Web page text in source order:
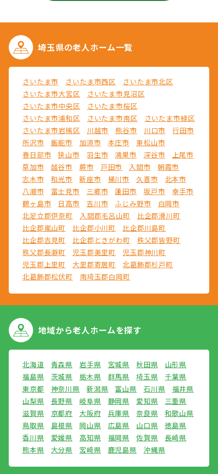
埼玉県の老人ホーム一覧
さいたま市 さいたま市西区
さいたま市北区
さいたま市大宮区
さいたま市見沼区
さいたま市中央区
さいたま市桜区
さいたま市浦和区
さいたま市南区
さいたま市緑区
さいたま市岩槻区
川越市 熊谷市 川口市
行田市
所沢市
飯能市 加須市 本庄市
東松山市
春日部市
狭山市 羽生市 鴻巣市 深谷市
上尾市
草加市
越谷市 蕨市 戸田市 入間市
朝霞市
志木市
和光市 新座市 桶川市 久喜市
北本市
八潮市
富士見市 三郷市 蓮田市 坂戸市
幸手市
鶴ヶ島市
日高市 吉川市 ふじみ野市
白岡市
北足立郡伊奈町
入間郡毛呂山町
比企郡滑川町
比企郡嵐山町
比企郡小川町
比企郡川島町
比企郡吉見町
比企郡ときがわ町
秩父郡皆野町
秩父郡長瀞町
児玉郡美里町
児玉郡神川町
児玉郡上里町
大里郡寄居町
北葛飾郡杉戸町
北葛飾郡松伏町
南埼玉郡白岡町
地域から老人ホームを探す
北海道 青森県 岩手県 宮城県 秋田県
山形県
福島県
茨城県 栃木県 群馬県 埼玉県
千葉県
東京都
神奈川県 新潟県 富山県 石川県
福井県
山梨県
長野県 岐阜県 静岡県 愛知県
三重県
滋賀県
京都府 大阪府 兵庫県 奈良県
和歌山県
鳥取県
島根県 岡山県 広島県 山口県
徳島県
香川県
愛媛県 高知県 福岡県 佐賀県
長崎県
熊本県
大分県 宮崎県 鹿児島県 沖縄県